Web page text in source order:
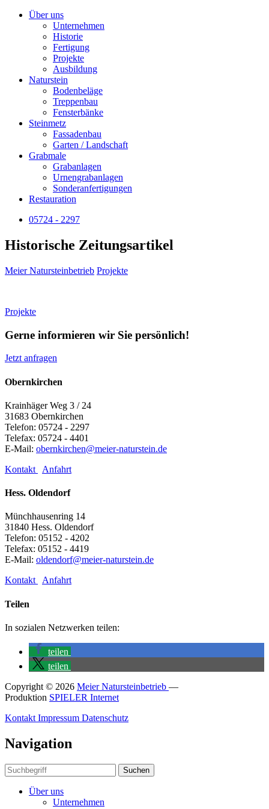
Über uns
Unternehmen
Historie
Fertigung
Projekte
Ausbildung
Naturstein
Bodenbeläge
Treppenbau
Fensterbänke
Steinmetz
Fassadenbau
Garten / Landschaft
Grabmale
Grabanlagen
Urnengrabanlagen
Sonderanfertigungen
Restauration
05724 - 2297
Historische Zeitungsartikel
Meier Natursteinbetrieb Projekte
Projekte
Gerne informieren wir Sie persönlich!
Jetzt anfragen
Obernkirchen
Krainhäger Weg 3 / 24
31683 Obernkirchen
Telefon: 05724 - 2297
Telefax: 05724 - 4401
E-Mail: obernkirchen@meier-naturstein.de
Kontakt
Anfahrt
Hess. Oldendorf
Münchhausenring 14
31840 Hess. Oldendorf
Telefon: 05152 - 4202
Telefax: 05152 - 4419
E-Mail: oldendorf@meier-naturstein.de
Kontakt
Anfahrt
Teilen
In sozialen Netzwerken teilen:
teilen
teilen
Copyright © 2026 Meier Natursteinbetrieb —
Produktion SPIELER Internet
Kontakt Impressum Datenschutz
Navigation
Suchen
Über uns
Unternehmen